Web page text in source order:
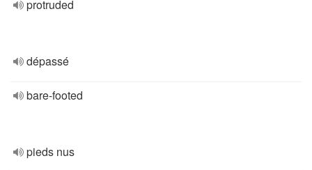
protruded
dépassé
bare-footed
pieds nus